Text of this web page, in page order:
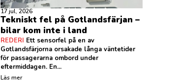
17 jul, 2026
Tekniskt fel på Gotlandsfärjan –
bilar kom inte i land
REDERI Ett sensorfel på en av
Gotlandsfärjorna orsakade långa väntetider
för passagerarna ombord under
eftermiddagen. En...
Läs mer